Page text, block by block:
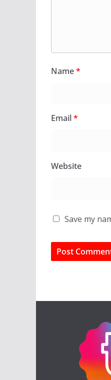
Name*
Email*
Website
Save my